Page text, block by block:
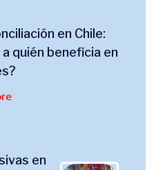
en Chile:
a quién beneficia en
en